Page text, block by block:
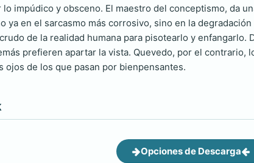
impúdico y obsceno. El maestro del conceptismo, da
ya en el sarcasmo más corrosivo, sino en la
de la realidad humana para pisotearlo y
prefieren apartar la vista. Quevedo, por el contrario,
ojos de los que pasan por bienpensantes.
Opciones de Descarga